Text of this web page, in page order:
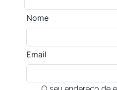
Nome
Email